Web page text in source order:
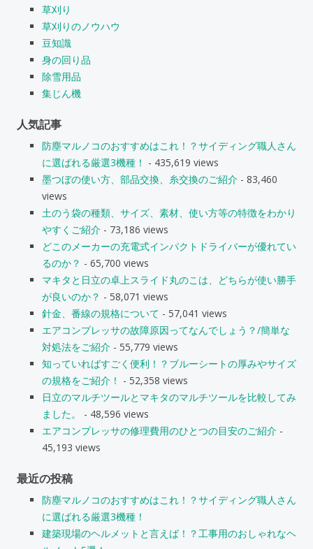
草刈り
草刈りのノウハウ
豆知識
身の回り品
除雪用品
集じん機
人気記事
防塵マルノコのおすすめはこれ！？サイディング職人さん
に選ばれる厳選3機種！ - 435,619 views
墨つぼの使い方、部品交換、糸交換のご紹介 - 83,460
views
土のう袋の種類、サイズ、素材、使い方等の特徴をわかり
やすくご紹介 - 73,186 views
どこのメーカーの充電式インパクトドライバーが優れてい
るのか？ - 65,700 views
マキタと日立の卓上スライド丸のこは、どちらが使い勝手
が良いのか？ - 58,071 views
針金、番線の規格について - 57,041 views
エアコンプレッサの故障原因ってなんでしょう？/簡単な
対処法をご紹介 - 55,779 views
知っていればすごく便利！？ブルーシートの厚みやサイズ
の規格をご紹介！ - 52,358 views
日立のマルチツールとマキタのマルチツールを比較してみ
ました。
- 48,596 views
エアコンプレッサの修理費用のひとつの目安のご紹介 -
45,193 views
最近の投稿
防塵マルノコのおすすめはこれ！？サイディング職人さん
に選ばれる厳選3機種！
建築現場のヘルメットと言えば！？工事用のおしゃれなヘ